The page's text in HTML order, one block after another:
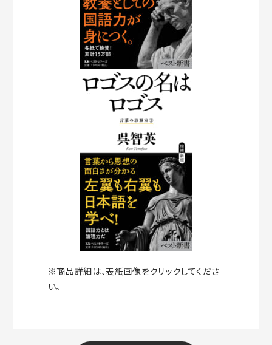
※商品詳細は、表紙画像をクリックしてくださ
い。